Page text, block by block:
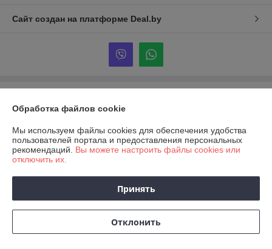
Сайт создан на платформе Deal.by
220118 Минкс, улица Шишкина 20/1 офис 78.
Регистрационный номер ЕГР: 191036379
Регистрационный орган: Администрация Центрального района
Местонахождение книги жалоб и предложений: 220118, г. Минск, ул.
Шишкина 20/1 офис 78.
Обработка файлов cookie
Мы используем файлы cookies для обеспечения удобства
пользователей портала и предоставления персональных
рекомендаций. Вы можете настроить файлы cookies или
отключить их.
Принять
Отклонить